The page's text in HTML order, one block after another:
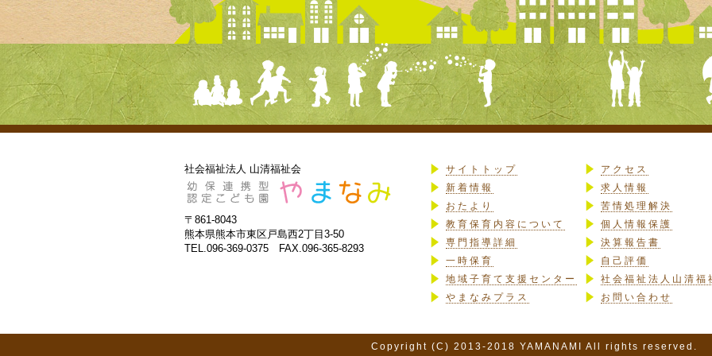
社会福祉法人 山清福祉会
〒861-8043
熊本県熊本市東区戸島西2丁目3-50
TEL.096-369-0375 FAX.096-365-8293
サイトトップ
新着情報
おたより
教育保育内容について
専門指導詳細
一時保育
地域子育て支援センター
やまなみプラス
アクセス
求人情報
苦情処理解決
個人情報保護
決算報告書
自己評価
社会福祉法人山清福
お問い合わせ
Copyright (C) 2013-2018 YAMANAMI All rights reserved.